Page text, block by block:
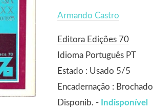
Armando Castro
Editora Edições 70
Idioma Português PT
Estado : Usado 5/5
Encadernação : Brochado
Disponib. - Indisponível